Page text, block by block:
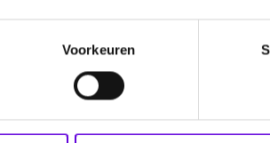
Voorkeuren
hebt met deze nummers. Deze
met betrokken partijen. Is er meer